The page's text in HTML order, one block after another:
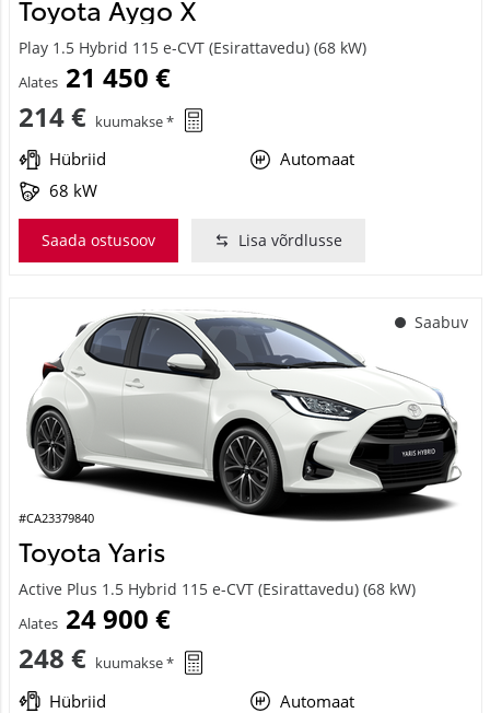
Toyota Aygo X
Play 1.5 Hybrid 115 e-CVT (Esirattavedu) (68 kW)
Alates 21 450 €
214 € kuumakse *
Hübriid
Automaat
68 kW
Saada ostusoov Lisa võrdlusse
Saabuv
#CA23379840
Toyota Yaris
Active Plus 1.5 Hybrid 115 e-CVT (Esirattavedu) (68 kW)
Alates 24 900 €
248 € kuumakse *
Hübriid
Automaat